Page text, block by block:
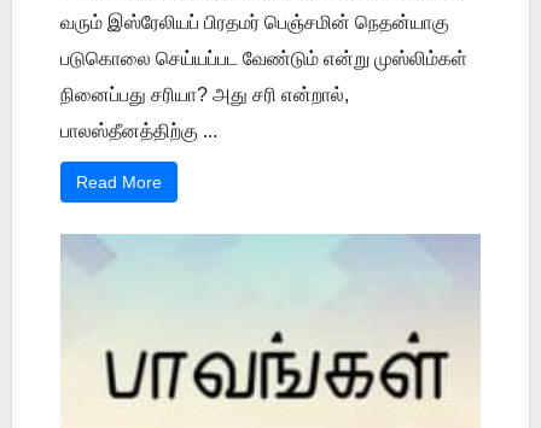
வரும் இஸ்ரேலியப் பிரதமர் பெஞ்சமின் நெதன்யாகு
படுகொலை செய்யப்பட வேண்டும் என்று முஸ்லிம்கள்
நினைப்பது சரியா? அது சரி என்றால்,
பாலஸ்தீனத்திற்கு ...
Read More